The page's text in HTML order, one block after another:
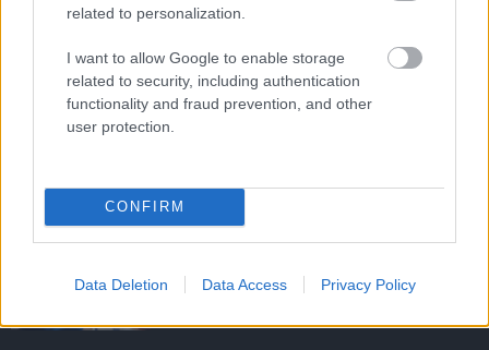
related to personalization.
I want to allow Google to enable storage
related to security, including authentication
functionality and fraud prevention, and other
user protection.
CONFIRM
Data Deletion Data Access Privacy Policy
LEGOLVASOTTABB
Indul a diákok pénzügyi ismereteit
Budapest-Pécs, Budapest-Szolnok: